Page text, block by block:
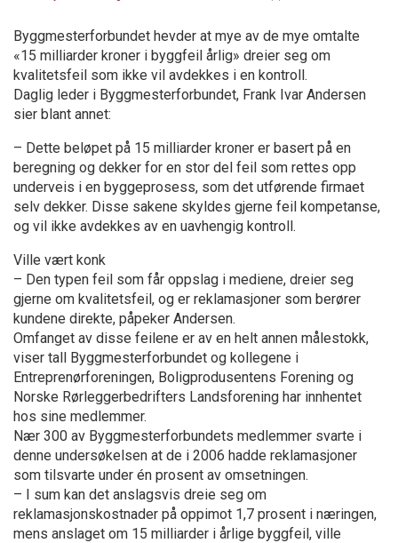
Byggmesterforbundet hevder at mye av de mye omtalte
«15 milliarder kroner i byggfeil årlig» dreier seg om
kvalitetsfeil som ikke vil avdekkes i en kontroll.
Daglig leder i Byggmesterforbundet, Frank Ivar Andersen
sier blant annet:
– Dette beløpet på 15 milliarder kroner er basert på en
beregning og dekker for en stor del feil som rettes opp
underveis i en byggeprosess, som det utførende firmaet
selv dekker. Disse sakene skyldes gjerne feil kompetanse,
og vil ikke avdekkes av en uavhengig kontroll.
Ville vært konk
– Den typen feil som får oppslag i mediene, dreier seg
gjerne om kvalitetsfeil, og er reklamasjoner som berører
kundene direkte, påpeker Andersen.
Omfanget av disse feilene er av en helt annen målestokk,
viser tall Byggmesterforbundet og kollegene i
Entreprenørforeningen, Boligprodusentens Forening og
Norske Rørleggerbedrifters Landsforening har innhentet
hos sine medlemmer.
Nær 300 av Byggmesterforbundets medlemmer svarte i
denne undersøkelsen at de i 2006 hadde reklamasjoner
som tilsvarte under én prosent av omsetningen.
– I sum kan det anslagsvis dreie seg om
reklamasjonskostnader på oppimot 1,7 prosent i næringen,
mens anslaget om 15 milliarder i årlige byggfeil, ville